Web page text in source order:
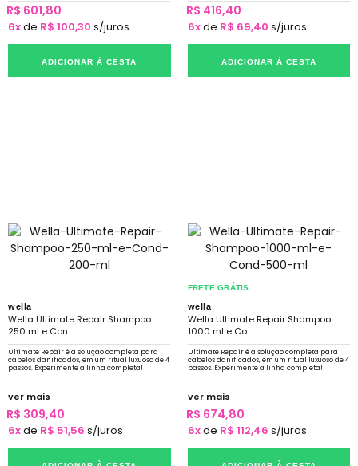
R$ 601,80
6xde R$ 100,30 s/juros
ADICIONAR À CESTA
R$ 416,40
6xde R$ 69,40 s/juros
ADICIONAR À CESTA
wella
Wella Ultimate Repair Shampoo
250 ml e Con...
Ultimate Repair é a solução completa para
cabelos danificados, em um ritual luxuoso de 4
passos. Experimente a linha completa!
ver mais
R$ 309,40
6xde R$ 51,56 s/juros
FRETE GRÁTIS
wella
Wella Ultimate Repair Shampoo
1000 ml e Co...
Ultimate Repair é a solução completa para
cabelos danificados, em um ritual luxuoso de 4
passos. Experimente a linha completa!
ver mais
R$ 674,80
6xde R$ 112,46 s/juros